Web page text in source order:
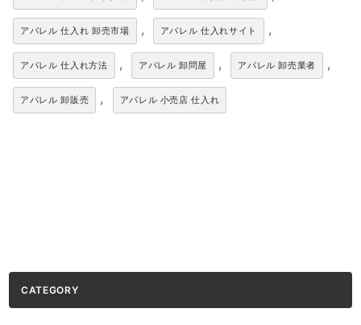
アパレル 仕入れ 卸売市場 , アパレル 仕入れサイト ,
アパレル 仕入れ方法 , アパレル 卸問屋 , アパレル 卸売業者 ,
アパレル 卸販売 , アパレル 小売店 仕入れ
CATEGORY